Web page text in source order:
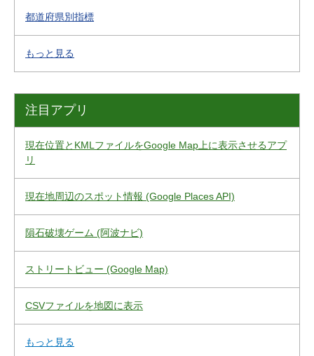
都道府県別指標
もっと見る
注目アプリ
現在位置とKMLファイルをGoogle Map上に表示させるアプ
リ
現在地周辺のスポット情報 (Google Places API)
隕石破壊ゲーム (阿波ナビ)
ストリートビュー (Google Map)
CSVファイルを地図に表示
もっと見る